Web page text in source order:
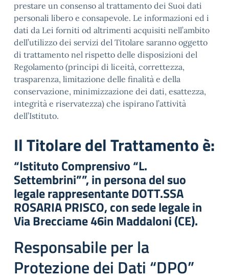
prestare un consenso al trattamento dei Suoi dati
personali libero e consapevole. Le informazioni ed i
dati da Lei forniti od altrimenti acquisiti nell’ambito
dell’utilizzo dei servizi del Titolare saranno oggetto
di trattamento nel rispetto delle disposizioni del
Regolamento (principi di liceità, correttezza,
trasparenza, limitazione delle finalità e della
conservazione, minimizzazione dei dati, esattezza,
integrità e riservatezza) che ispirano l’attività
dell’Istituto.
Il Titolare del Trattamento è:
“Istituto Comprensivo “L.
Settembrini””, in persona del suo
legale rappresentante DOTT.SSA
ROSARIA PRISCO, con sede legale in
Via Brecciame 46in Maddaloni (CE).
Responsabile per la
Protezione dei Dati “DPO”